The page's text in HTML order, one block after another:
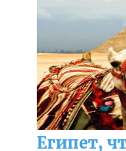
Египет,